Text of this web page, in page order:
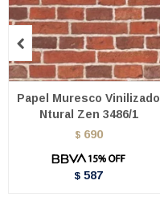
Papel Muresco Vinilizado
Ntural Zen 3486/1
$ 690
$ 587
